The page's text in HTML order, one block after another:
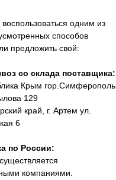
одним из
способов
предложить свой:
со склада поставщика:
Крым гор.Симферополь,
129
край, г. Артем ул.
6
по России:
компаниями.